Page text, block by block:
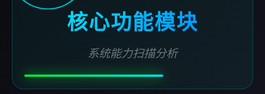
核心功能模块
系统能力扫描分析